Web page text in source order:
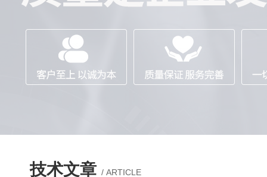
技术文章 / ARTICLE